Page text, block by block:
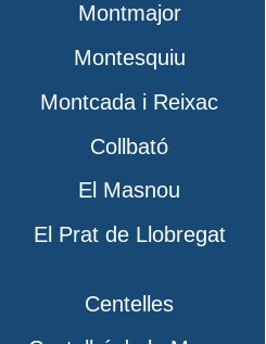
Montmajor
Montesquiu
Montcada i Reixac
Collbató
El Masnou
El Prat de Llobregat
Centelles